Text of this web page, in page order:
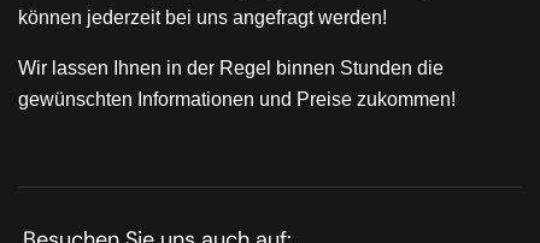
können jederzeit bei uns angefragt werden!
Wir lassen Ihnen in der Regel binnen Stunden die
gewünschten Informationen und Preise zukommen!